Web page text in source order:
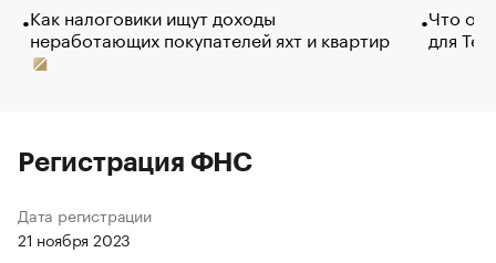
Как налоговики ищут доходы
неработающих покупателей яхт и квартир
Что
для
Регистрация ФНС
Дата регистрации
21 ноября 2023